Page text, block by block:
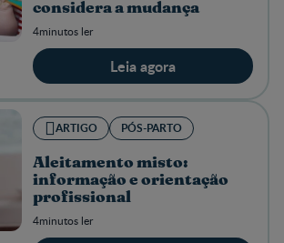
considera a mudança
4minutos ler
Leia agora
ARTIGO PÓS-PARTO
Aleitamento misto:
informação e orientação
profissional
4minutos ler